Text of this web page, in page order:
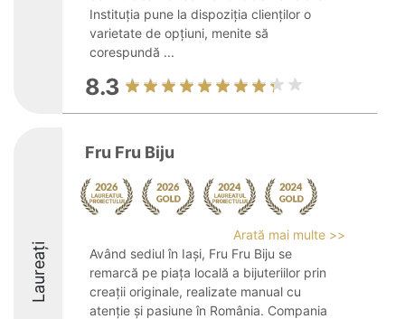
Instituția pune la dispoziția clienților o
varietate de opțiuni, menite să
corespundă ...
8.3
Laureați
Fru Fru Biju
Arată mai multe >>
Având sediul în Iași, Fru Fru Biju se
remarcă pe piața locală a bijuteriilor prin
creații originale, realizate manual cu
atenție și pasiune în România. Compania